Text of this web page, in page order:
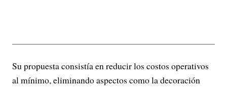
Su propuesta consistía en reducir los costos operativos
al mínimo, eliminando aspectos como la decoración